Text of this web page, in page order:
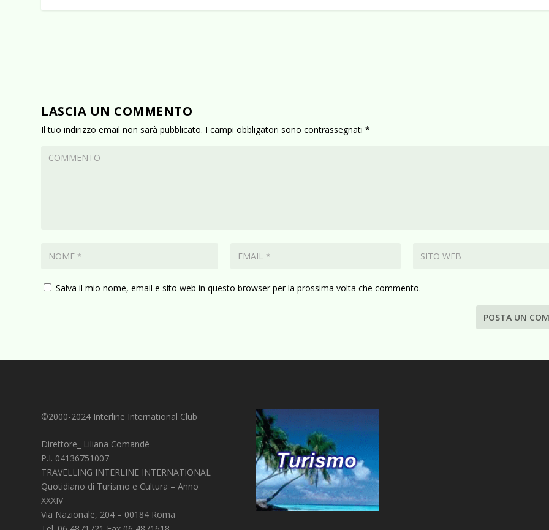
LASCIA UN COMMENTO
Il tuo indirizzo email non sarà pubblicato. I campi obbligatori sono contrassegnati*
Salva il mio nome, email e sito web in questo browser per la prossima volta che commento.
©2000-2024 Interline International Club
Direttore_ Liliana Comandè
P.I. 04136751007
TRAVELLING INTERLINE INTERNATIONAL
Quotidiano di Turismo e Cultura – Anno
XXXIV
Via Nazionale, 204 – 00184 Roma